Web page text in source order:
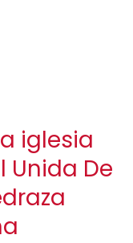
iglesia
Unida De